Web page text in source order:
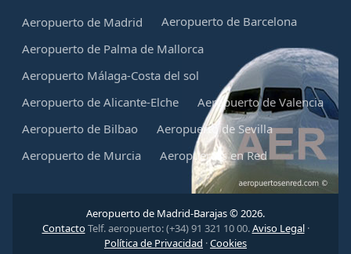
Aeropuerto de Madrid
Aeropuerto de Barcelona
Aeropuerto de Palma de Mallorca
Aeropuerto Málaga-Costa del sol
Aeropuerto de Alicante-Elche
Aeropuerto de Valencia
Aeropuerto de Bilbao
Aeropuerto de Sevilla
Aeropuerto de Murcia
Aeropuertos en Red
Aeropuerto de Madrid-Barajas © 2026.
ContactoTelf. aeropuerto: (+34) 91 321 10 00.Aviso Legal·
Política de Privacidad ·Cookies